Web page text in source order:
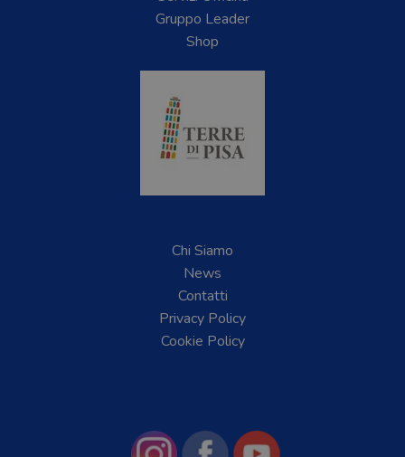
Gruppo Leader
Shop
Chi Siamo
News
Contatti
Privacy Policy
Cookie Policy